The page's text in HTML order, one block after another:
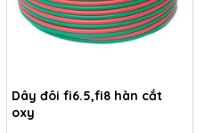
Dây đôi fi6.5,fi8 hàn cắt
oxy